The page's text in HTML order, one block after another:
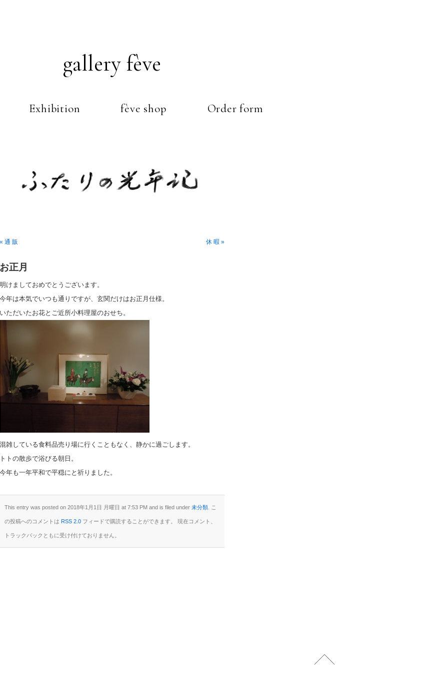
gallery fève
Exhibition fève shop Order form
« 通 販 休 暇 »
お正月
明けましておめでとうございます。
今年は本気でいつも通りですが、玄関だけはお正月仕様。
いただいたお花とご近所小料理屋のおせち。
混雑している食料品売り場に行くこともなく、静かに過ごします。
トトの散歩で浴びる朝日。
今年も一年平和で平穏にと祈りました。
This entry was posted on 2018年1月1日 月曜日 at 7:53 PM and is filed under 未分類. こ
の投稿へのコメントは RSS 2.0フィードで購読することができます。 現在コメント、
トラックバックともに受け付けておりません。